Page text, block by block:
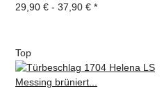
29,90 € - 37,90 € *
Top